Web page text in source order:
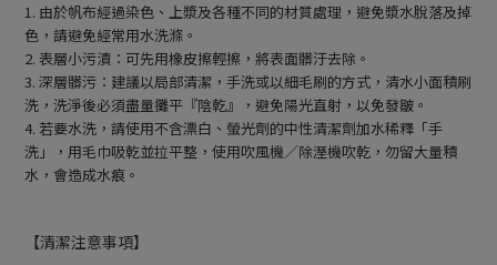
1. 由於帆布經過染色、上漿及各種不同的材質處理，避免漿水脫落及掉
色，請避免經常用水洗滌。
2. 表層小污漬：可先用橡皮擦輕擦，將表面髒汙去除。
3. 深層髒污：建議以局部清潔，手洗或以細毛刷的方式，清水小面積刷
洗，洗淨後必須盡量攤平『陰乾』，避免陽光直射，以免發皺。
4. 若要水洗，請使用不含漂白、螢光劑的中性清潔劑加水稀釋「手
洗」，用毛巾吸乾並拉平整，使用吹風機∕除溼機吹乾，勿留大量積
水，會造成水痕。
【清潔注意事項】